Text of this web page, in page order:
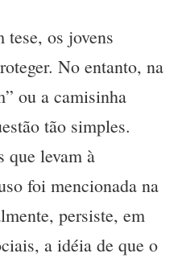
tese, os jovens
No entanto, na
ou a camisinha
tão simples.
que levam à
foi mencionada na
persiste, em
a idéia de que o